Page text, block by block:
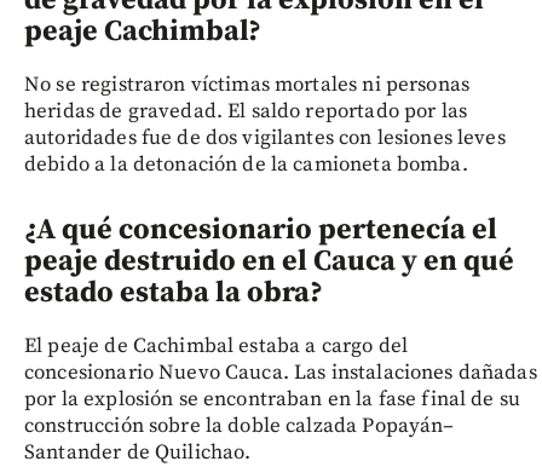
peaje Cachimbal?
No se registraron víctimas mortales ni personas
heridas de gravedad. El saldo reportado por las
autoridades fue de dos vigilantes con lesiones leves
debido a la detonación de la camioneta bomba.
¿A qué concesionario pertenecía el
peaje destruido en el Cauca y en qué
estado estaba la obra?
El peaje de Cachimbal estaba a cargo del
concesionario Nuevo Cauca. Las instalaciones dañadas
por la explosión se encontraban en la fase final de su
construcción sobre la doble calzada Popayán–
Santander de Quilichao.